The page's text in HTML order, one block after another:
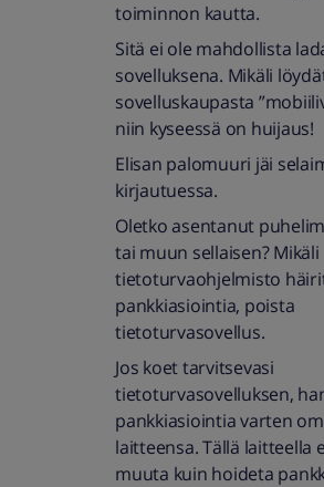
toiminnon kautta.
Sitä ei ole mahdollista
sovelluksena. Mikäli
sovelluskaupasta
niin kyseessä on huijaus!
Elisan palomuuri jäi
kirjautuessa.
Oletko asentanut
tai muun sellaisen? Mikäli
tietoturvaohjelmisto
pankkiasiointia, poista
tietoturvasovellus.
Jos koet tarvitsevasi
tietoturvasovelluksen,
pankkiasiointia varten
laitteensa. Tällä laitteella
muuta kuin hoideta